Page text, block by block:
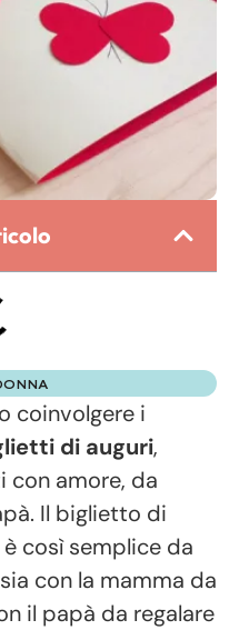
coinvolgere i
di auguri,
con amore, da
Il biglietto di
così semplice da
con la mamma da
il papà da regalare